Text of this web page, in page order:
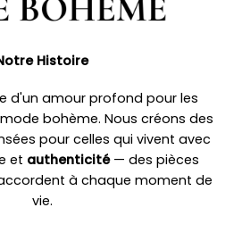
Histoire
d'un amour profond pour les
bohème. Nous créons des
pour celles qui vivent avec
et authenticité— des pièces
à chaque moment de
vie.